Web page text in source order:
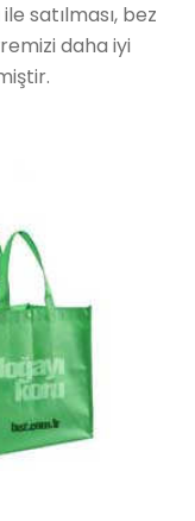
satılması, bez
daha iyi